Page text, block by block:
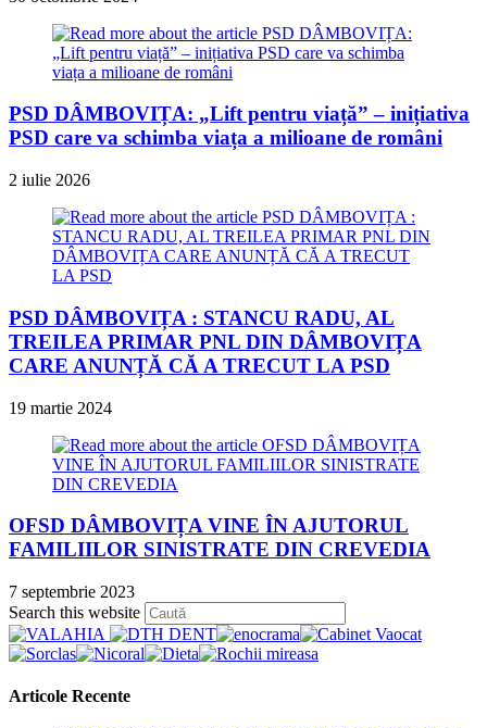
PSD DÂMBOVIȚA: „Lift pentru viață” – inițiativa
PSD care va schimba viața a milioane de români
2 iulie 2026
PSD DÂMBOVIȚA : STANCU RADU, AL
TREILEA PRIMAR PNL DIN DÂMBOVIȚA
CARE ANUNȚĂ CĂ A TRECUT LA PSD
19 martie 2024
OFSD DÂMBOVIȚA VINE ÎN AJUTORUL
FAMILIILOR SINISTRATE DIN CREVEDIA
7 septembrie 2023
Search this website
Escape
Articole Recente